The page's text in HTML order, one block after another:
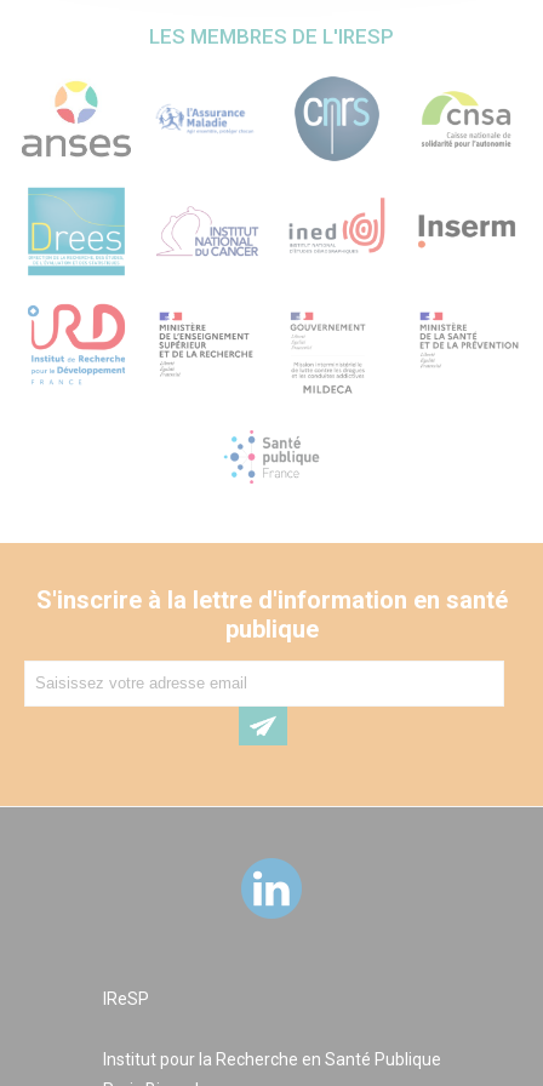
LES MEMBRES DE L'IRESP
S'inscrire à la lettre d'information en santé
publique
IReSP
Institut pour la Recherche en Santé Publique